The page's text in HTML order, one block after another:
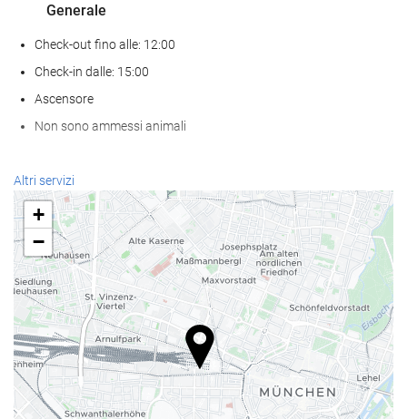
Generale
Check-out fino alle: 12:00
Check-in dalle: 15:00
Ascensore
Non sono ammessi animali
Benessere
Spa
hammam
Sauna
Palestra
Servizio di accoglienza
reception 24 ore su 24
deposito bagagli
Altri servizi
+
−